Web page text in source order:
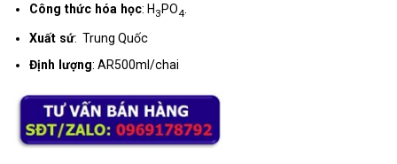
Công thức hóa học: H3PO4
Xuất sứ: Trung Quốc
Định lượng: AR500ml/chai